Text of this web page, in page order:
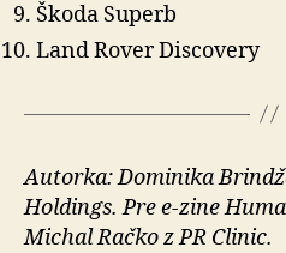
Škoda Superb
Land Rover Discovery
Autorka: Dominika
Holdings. Pre e-zine
Michal Račko z PR Clinic.